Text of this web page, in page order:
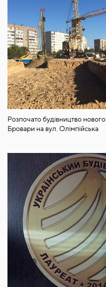
Розпочато будівництво
Бровари на вул. Олімпійська